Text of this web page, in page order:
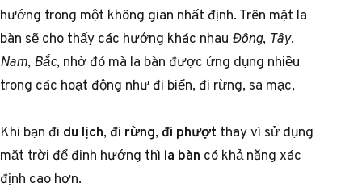
hướng trong một không gian nhất định. Trên mặt la
bàn sẽ cho thấy các hướng khác nhau Đông, Tây,
Nam,Bắc, nhờ đó mà la bàn được ứng dụng nhiều
trong các hoạt động như đi biển, đi rừng, sa mạc,
Khi bạn đi du lịch,đi rừng,đi phượt thay vì sử dụng
mặt trời để định hướng thì la bàn có khả năng xác
định cao hơn.